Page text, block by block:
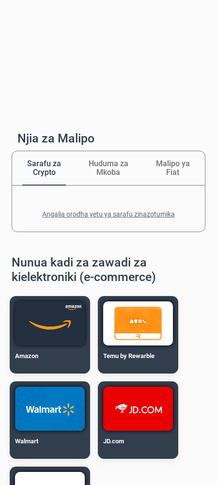
Njia za Malipo
Sarafu za
Crypto
Huduma za
Mkoba
Malipo ya
Fiat
Angalia orodha yetu ya sarafu zinazotumika
Nunua kadi za zawadi za
kielektroniki (e-commerce)
Amazon Temu by Rewarble
Walmart JD.com